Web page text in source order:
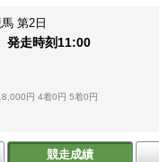
第2日
発走時刻11:00
円 4着0円 5着0円
競走成績